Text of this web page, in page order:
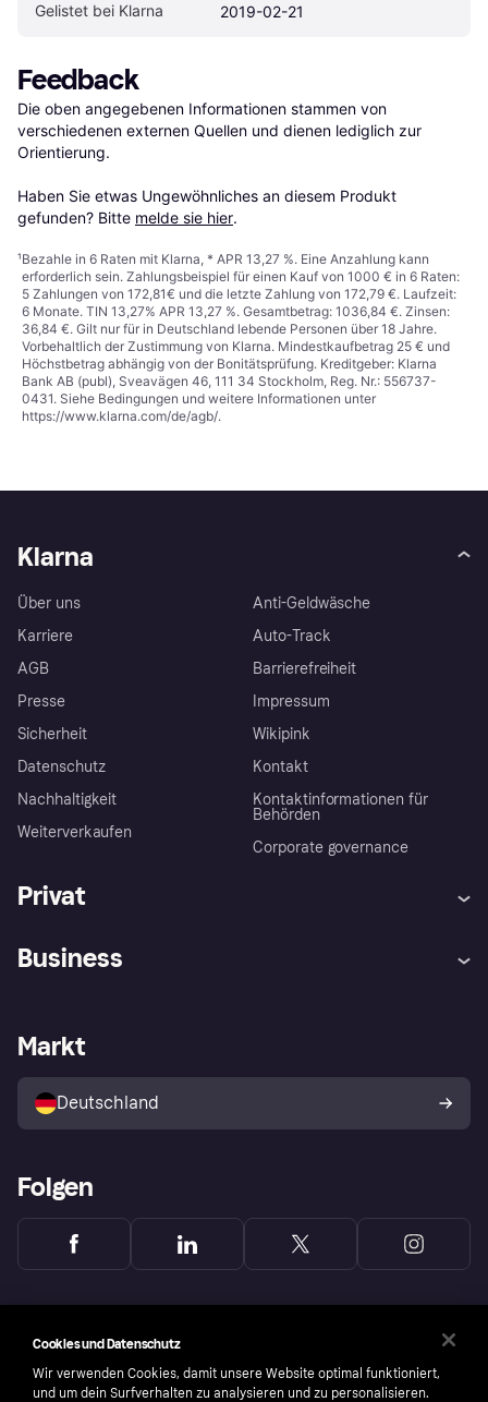
Gelistet bei Klarna 2019-02-21
Feedback
Die oben angegebenen Informationen stammen von
verschiedenen externen Quellen und dienen lediglich zur
Orientierung.
Haben Sie etwas Ungewöhnliches an diesem Produkt
gefunden? Bitte melde sie hier.
¹Bezahle in 6 Raten mit Klarna, * APR 13,27 %. Eine Anzahlung kann
erforderlich sein. Zahlungsbeispiel für einen Kauf von 1000 € in 6 Raten:
5 Zahlungen von 172,81€ und die letzte Zahlung von 172,79 €. Laufzeit:
6 Monate. TIN 13,27% APR 13,27 %. Gesamtbetrag: 1036,84 €. Zinsen:
36,84 €. Gilt nur für in Deutschland lebende Personen über 18 Jahre.
Vorbehaltlich der Zustimmung von Klarna. Mindestkaufbetrag 25 € und
Höchstbetrag abhängig von der Bonitätsprüfung. Kreditgeber: Klarna
Bank AB (publ), Sveavägen 46, 111 34 Stockholm, Reg. Nr.: 556737-
0431. Siehe Bedingungen und weitere Informationen unter
https://www.klarna.com/de/agb/.
Klarna
Über uns
Karriere
AGB
Presse
Sicherheit
Datenschutz
Nachhaltigkeit
Weiterverkaufen
Anti-Geldwäsche
Auto-Track
Barrierefreiheit
Impressum
Wikipink
Kontakt
Kontaktinformationen für
Behörden
Corporate governance
Privat
Klarna App
Shops entdecken
Käuferschutzrichtlinie
Dein Widerrufsrecht
Business
Händlerportal
Markt
Deutschland
Folgen
Cookies und Datenschutz
Wir verwenden Cookies, damit unsere Website optimal funktioniert,
und um dein Surfverhalten zu analysieren und zu personalisieren.